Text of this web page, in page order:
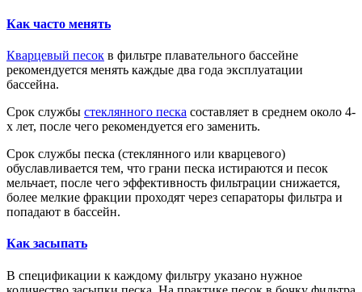
Как часто менять
Кварцевый песок в фильтре плавательного бассейне
рекомендуется менять каждые два года эксплуатации
бассейна.
Срок службы стеклянного песка составляет в среднем около 4-
х лет, после чего рекомендуется его заменить.
Срок службы песка (стеклянного или кварцевого)
обуславливается тем, что грани песка истираются и песок
мельчает, после чего эффективность фильтрации снижается,
более мелкие фракции проходят через сепараторы фильтра и
попадают в бассейн.
Как засыпать
В спецификации к каждому фильтру указано нужное